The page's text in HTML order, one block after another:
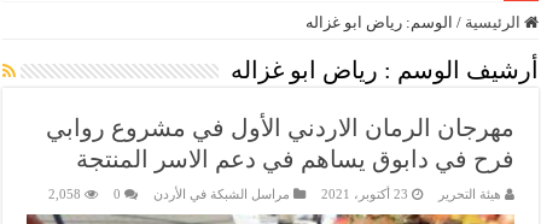
الرئيسية / الوسم: رياض ابو غزاله
أرشيف الوسم : رياض ابو غزاله
مهرجان الرمان الاردني الأول في مشروع روابي
فرح في دابوق يساهم في دعم الاسر المنتجة
هيئة التحرير 23 أكتوبر، 2021 مراسل الشبكة في الأردن 0
2,058